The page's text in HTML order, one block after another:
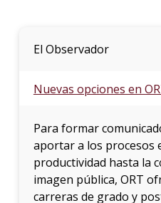
El Observador
Nuevas opciones en
Para formar
aportar a los procesos
productividad hasta la
imagen pública, ORT
carreras de grado y